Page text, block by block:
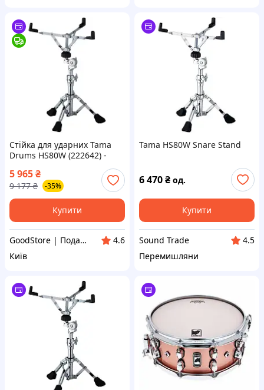
Стійка для ударних Tama
Drums HS80W (222642) -
5 965₴
9 177 ₴ -35%
Купити
GoodStore | Подарунки, Товари для дому та работи
4.6
Київ
Tama HS80W Snare Stand
6 470₴ од.
Купити
Sound Trade
4.5
Перемишляни